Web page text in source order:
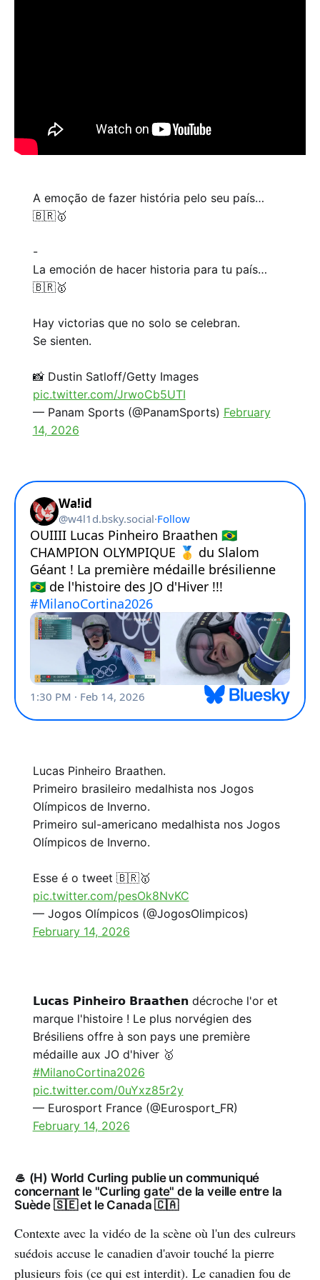
A emoção de fazer história pelo seu país…
🇧🇷🥇
-
La emoción de hacer historia para tu país…
🇧🇷🥇
Hay victorias que no solo se celebran.
Se sienten.
📸 Dustin Satloff/Getty Images
pic.twitter.com/JrwoCb5UTI
— Panam Sports (@PanamSports) February
14, 2026
Lucas Pinheiro Braathen.
Primeiro brasileiro medalhista nos Jogos
Olímpicos de Inverno.
Primeiro sul-americano medalhista nos Jogos
Olímpicos de Inverno.
Esse é o tweet 🇧🇷🥇
pic.twitter.com/pesOk8NvKC
— Jogos Olímpicos (@JogosOlimpicos)
February 14, 2026
𝗟𝘂𝗰𝗮𝘀 𝗣𝗶𝗻𝗵𝗲𝗶𝗿𝗼 𝗕𝗿𝗮𝗮𝘁𝗵𝗲𝗻 décroche l'or et
marque l'histoire ! Le plus norvégien des
Brésiliens offre à son pays une première
médaille aux JO d'hiver 🥇
#MilanoCortina2026
pic.twitter.com/0uYxz85r2y
— Eurosport France (@Eurosport_FR)
February 14, 2026
🥌 (H) World Curling publie un communiqué
concernant le "Curling gate" de la veille entre la
Suède 🇸🇪 et le Canada 🇨🇦
Contexte avec la vidéo de la scène où l'un des culreurs
suédois accuse le canadien d'avoir touché la pierre
plusieurs fois (ce qui est interdit). Le canadien fou de